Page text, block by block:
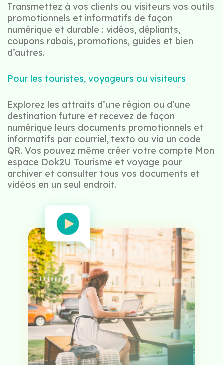
Transmettez à vos clients ou visiteurs vos outils
promotionnels et informatifs de façon
numérique et durable : vidéos, dépliants,
coupons rabais, promotions, guides et bien
d’autres.
Pour les touristes, voyageurs ou visiteurs
Explorez les attraits d’une région ou d’une
destination future et recevez de façon
numérique leurs documents promotionnels et
informatifs par courriel, texto ou via un code
QR. Vos pouvez même créer votre compte Mon
espace Dok2U Tourisme et voyage pour
archiver et consulter tous vos documents et
vidéos en un seul endroit.